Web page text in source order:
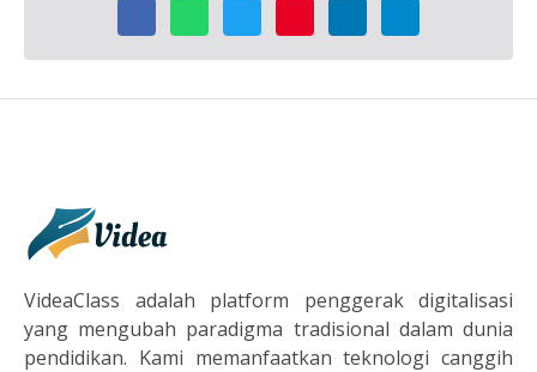
VideaClass adalah platform penggerak digitalisasi
yang mengubah paradigma tradisional dalam dunia
pendidikan. Kami memanfaatkan teknologi canggih